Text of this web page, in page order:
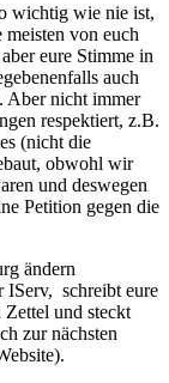
wichtig wie nie ist,
von euch
eure Stimme in
auch
Aber nicht immer
respektiert, z.B.
(nicht die
obwohl wir
und deswegen
Petition gegen die
ändern
IServ, schreibt eure
Zettel und steckt
zur nächsten